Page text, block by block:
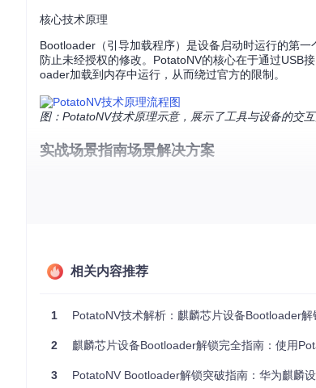
核心技术原理
Bootloader（引导加载程序）是设备启动时运行的第
防止未经授权的修改。PotatoNV的核心在于通过USB
oader加载到内存中运行，从而绕过官方的限制。
图：PotatoNV技术原理示意，展示了工具与设备的交
实战场景指南场景解决方案
项目源码：通过git clone https://
风险提示
操作过程中需确保驱动安装完整，否则可能导致设备
执行流程
关闭手机电源，用吹风机均匀加热手机后壳，使胶
相关内容推荐
1 PotatoNV技术解析：麒麟芯片设备Bootloader
2 麒麟芯片设备Bootloader解锁完全指南：使用
3 PotatoNV Bootloader解锁突破指南：华为麒麟